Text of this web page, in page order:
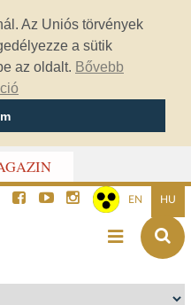
Az Uniós törvények
a sütik
az oldalt. Bővebb
EN HU